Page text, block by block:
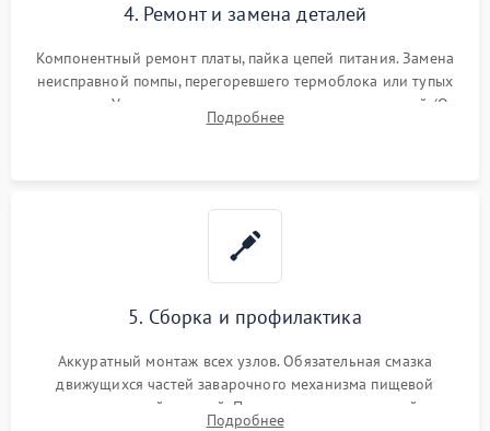
4. Ремонт и замена деталей
Компонентный ремонт платы, пайка цепей питания. Замена
неисправной помпы, перегоревшего термоблока или тупых
жерновов. Установка новых силиконовых уплотнителей (O-
ring) и тефлоновых трубок для надежного устранения
Подробнее
5. Сборка и профилактика
Аккуратный монтаж всех узлов. Обязательная смазка
движущихся частей заварочного механизма пищевой
силиконовой смазкой. Проведение программной
Подробнее